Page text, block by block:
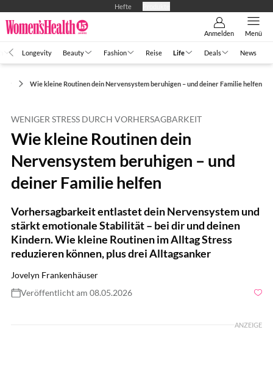
Hefte
Anmelden Menü
Longevity Beauty Fashion Reise Life Deals News
Wie kleine Routinen dein Nervensystem beruhigen – und deiner Familie helfen
WENIGER STRESS DURCH VORHERSAGBARKEIT
Wie kleine Routinen dein
Nervensystem beruhigen – und
deiner Familie helfen
Vorhersagbarkeit entlastet dein Nervensystem und
stärkt emotionale Stabilität – bei dir und deinen
Kindern. Wie kleine Routinen im Alltag Stress
reduzieren können, plus drei Alltagsanker
Jovelyn Frankenhäuser
Veröffentlicht am 08.05.2026
ANZEIGE